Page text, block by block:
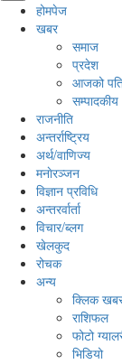
होमपेज
खबर
समाज
प्रदेश
आजको
सम्पादकीय
राजनीति
अन्तर्राष्ट्रिय
अर्थ/वाणिज्य
मनाेरञ्जन
विज्ञान प्रविधि
अन्तरर्वार्ता
विचार/ब्लग
खेलकुद
रोचक
अन्य
क्लिक
राशिफल
फोटो
भिडियो